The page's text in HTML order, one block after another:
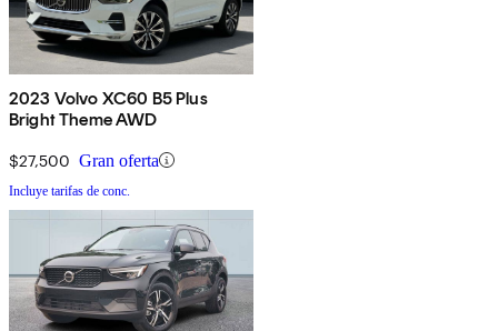
2023 Volvo XC60 B5 Plus
Bright Theme AWD
$27,500 Gran oferta
Incluye tarifas de conc.